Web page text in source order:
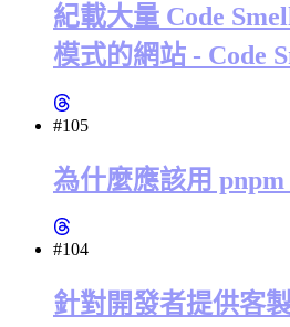
紀載大量 Code
模式的網站 - Code
#105
為什麼應該用 pnpm
#104
針對開發者提供客